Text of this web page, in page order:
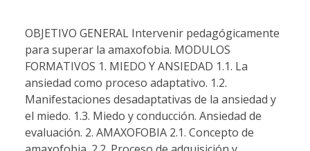
OBJETIVO GENERAL Intervenir pedagógicamente
para superar la amaxofobia. MODULOS
FORMATIVOS 1. MIEDO Y ANSIEDAD 1.1. La
ansiedad como proceso adaptativo. 1.2.
Manifestaciones desadaptativas de la ansiedad y
el miedo. 1.3. Miedo y conducción. Ansiedad de
evaluación. 2. AMAXOFOBIA 2.1. Concepto de